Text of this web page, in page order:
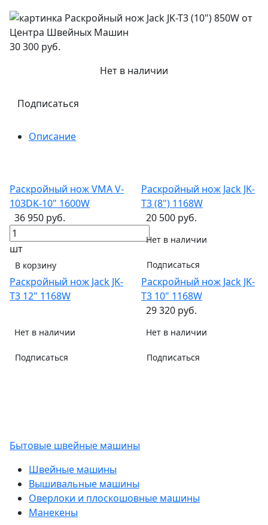
30 300 руб.
Нет в наличии
Подписаться
Описание
Раскройный нож VMA V-
103DK-10" 1600W
36 950 руб.
шт
В корзину
Раскройный нож Jack JK-
T3 (8") 1168W
20 500 руб.
Нет в наличии
Подписаться
Раскройный нож Jack JK-
T3 12" 1168W
Нет в наличии
Подписаться
Раскройный нож Jack JK-
T3 10" 1168W
29 320 руб.
Нет в наличии
Подписаться
Бытовые швейные машины
Швейные машины
Вышивальные машины
Оверлоки и плоскошовные машины
Манекены